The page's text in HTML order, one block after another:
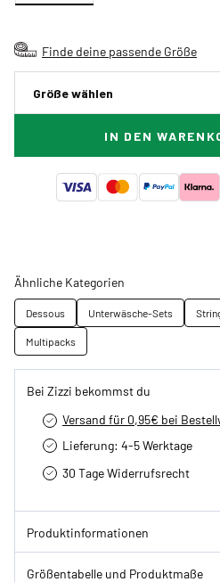
Finde deine passende Größe
Größe wählen
IN DEN
Ähnliche Kategorien
Dessous Unterwäsche-Sets
Multipacks
Bei Zizzi bekommst du
Versand für 0,95€ bei
Lieferung: 4-5 Werktage
30 Tage Widerrufsrecht
Produktinformationen
Größentabelle und Produktmaße